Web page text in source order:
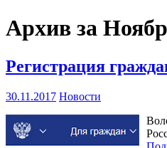
Архив за
Регистрация
30.11.2017 Новости